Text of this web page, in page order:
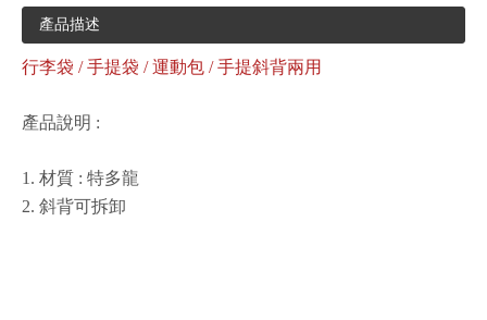
產品描述
行李袋 / 手提袋 / 運動包 / 手提斜背兩用
產品說明 :
1. 材質 : 特多龍
2. 斜背可拆卸